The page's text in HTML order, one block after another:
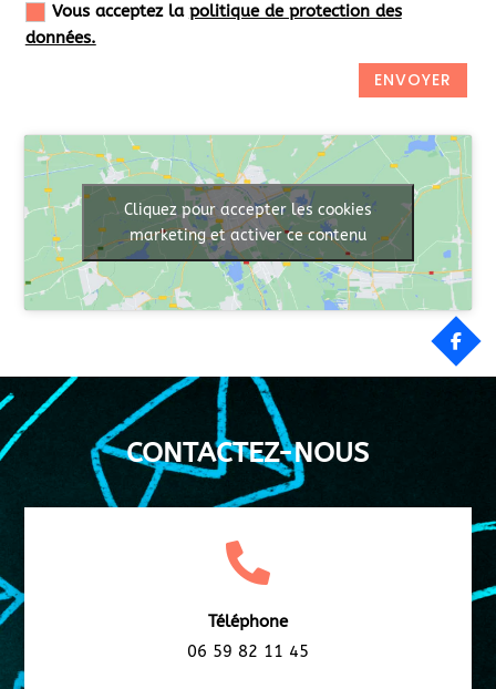
Vous acceptez la politique de protection des
données.
ENVOYER
Cliquez pour accepter les cookies
marketing et activer ce contenu
CONTACTEZ-NOUS

Téléphone
06 59 82 11 45